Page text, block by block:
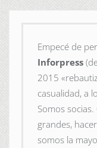
Empecé de
Inforpress
2015
casualidad, a
Somos
grandes,
somos la